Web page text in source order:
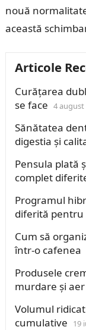
nouă
această
Articole
Curățarea
se face 4 august
Sănătatea
digestia și
Pensula plată
complet
Programul
diferită pentru
Cum să
într-o cafenea
Produsele
murdare și
Volumul
cumulative
19